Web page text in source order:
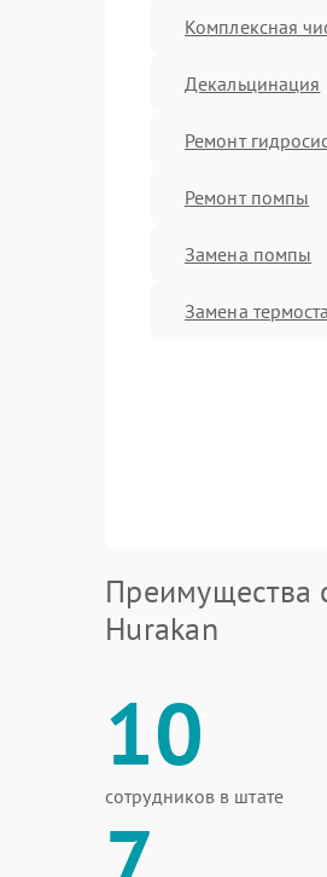
Комплексная
Декальцинация
Ремонт
Ремонт помпы
Замена помпы
Замена
Преимущества
Hurakan
10
сотрудников в штате